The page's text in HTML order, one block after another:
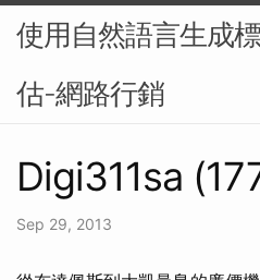
使用自然語言生成
估-網路行銷
Digi311sa
Sep 29, 2013